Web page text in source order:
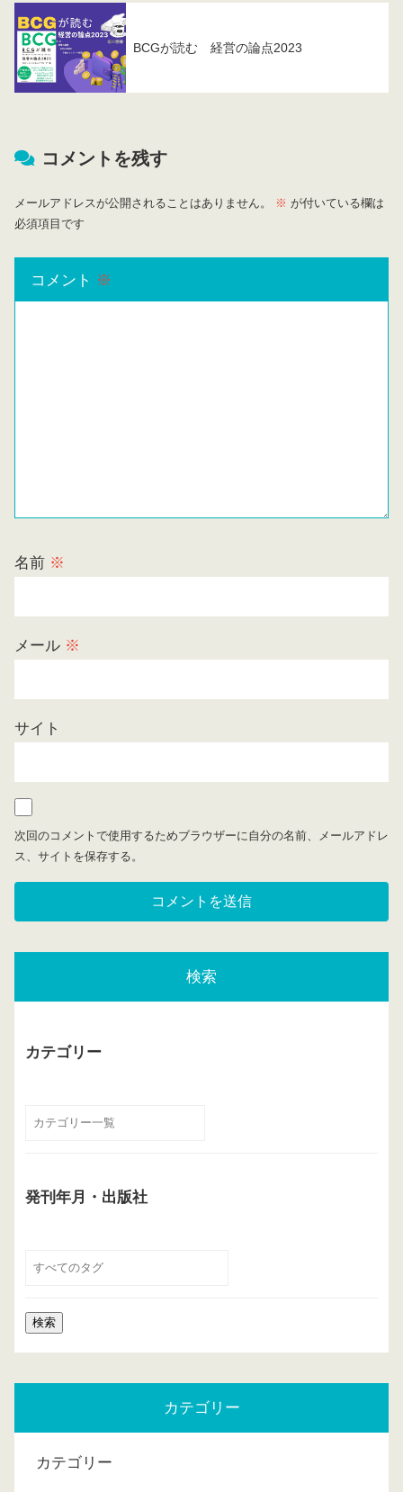
BCGが読む 経営の論点2023
コメントを残す
メールアドレスが公開されることはありません。 ※ が付いている欄は
必須項目です
コメント ※
名前 ※
メール ※
サイト
次回のコメントで使用するためブラウザーに自分の名前、メールアドレ
ス、サイトを保存する。
検索
カテゴリー
発刊年月・出版社
カテゴリー
カテゴリー